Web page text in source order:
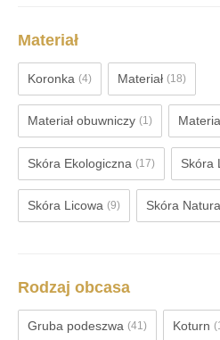
Materiał
Koronka (4) Materiał (18)
Materiał obuwniczy (1)
Skóra Ekologiczna (17) Skóra
Skóra Licowa (9) Skóra
Rodzaj obcasa
Gruba podeszwa (41) Koturn